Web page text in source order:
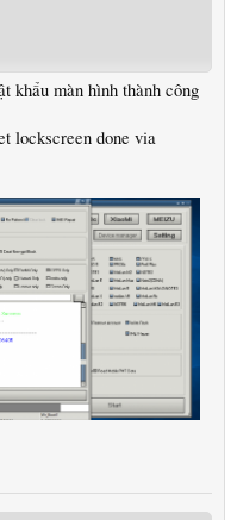
khẩu màn hình thành công
lockscreen done via